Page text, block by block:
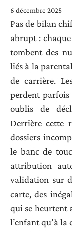
6 décembre 2025
Pas de bilan
abrupt :
tombent des
liés à la
de carrière.
perdent parfois
oublis de
Derrière cette
dossiers
le banc de
attribution
validation sur
carte, des
qui se heurtent
l’enfant qu’à la